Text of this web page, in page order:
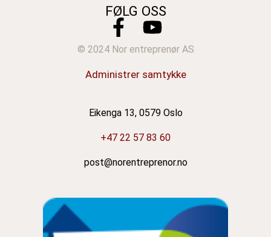
FØLG OSS
© 2024 Nor entreprenør AS
Administrer samtykke
Eikenga 13, 0579 Oslo
+47 22 57 83 60
post@norentreprenor.no